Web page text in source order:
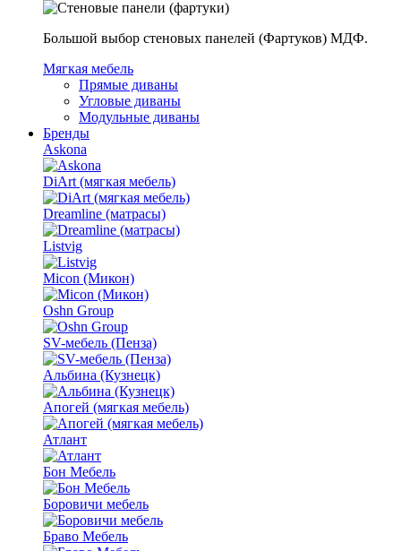
Большой выбор стеновых панелей (Фартуков) МДФ.
Мягкая мебель
Прямые диваны
Угловые диваны
Модульные диваны
Бренды
Askona
DiArt (мягкая мебель)
Dreamline (матрасы)
Listvig
Micon (Микон)
Oshn Group
SV-мебель (Пенза)
Альбина (Кузнецк)
Апогей (мягкая мебель)
Атлант
Бон Мебель
Боровичи мебель
Браво Мебель